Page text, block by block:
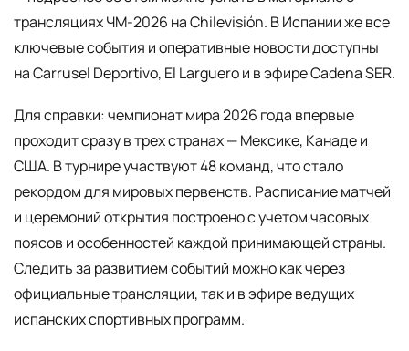
трансляциях ЧМ-2026 на Chilevisión. В Испании же все
ключевые события и оперативные новости доступны
на Carrusel Deportivo, El Larguero и в эфире Cadena SER.
Для справки: чемпионат мира 2026 года впервые
проходит сразу в трех странах — Мексике, Канаде и
США. В турнире участвуют 48 команд, что стало
рекордом для мировых первенств. Расписание матчей
и церемоний открытия построено с учетом часовых
поясов и особенностей каждой принимающей страны.
Следить за развитием событий можно как через
официальные трансляции, так и в эфире ведущих
испанских спортивных программ.